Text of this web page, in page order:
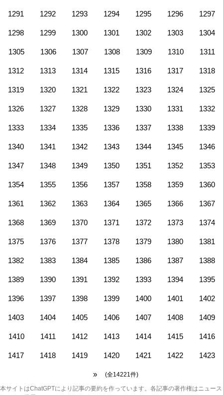
1291 1292 1293 1294 1295 1296 1297
1298 1299 1300 1301 1302 1303 1304
1305 1306 1307 1308 1309 1310 1311
1312 1313 1314 1315 1316 1317 1318
1319 1320 1321 1322 1323 1324 1325
1326 1327 1328 1329 1330 1331 1332
1333 1334 1335 1336 1337 1338 1339
1340 1341 1342 1343 1344 1345 1346
1347 1348 1349 1350 1351 1352 1353
1354 1355 1356 1357 1358 1359 1360
1361 1362 1363 1364 1365 1366 1367
1368 1369 1370 1371 1372 1373 1374
1375 1376 1377 1378 1379 1380 1381
1382 1383 1384 1385 1386 1387 1388
1389 1390 1391 1392 1393 1394 1395
1396 1397 1398 1399 1400 1401 1402
1403 1404 1405 1406 1407 1408 1409
1410 1411 1412 1413 1414 1415 1416
1417 1418 1419 1420 1421 1422 1423
» (全14221件)
本サイトはChatGPTにより記事の要約を作っています。各記事の著作権はニュース